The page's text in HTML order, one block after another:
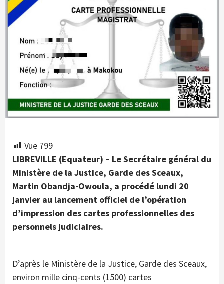
Vue 799
LIBREVILLE (Equateur) – Le Secrétaire général du
Ministère de la Justice, Garde des Sceaux,
Martin Obandja-Owoula, a procédé lundi 20
janvier au lancement officiel de l’opération
d’impression des cartes professionnelles des
personnels judiciaires.
D’après le Ministère de la Justice, Garde des Sceaux,
environ mille cinq-cents (1500) cartes